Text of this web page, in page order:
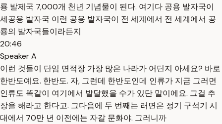
룡 발제국 7,000개 천년 기념물이 된다. 여기다 공용 발자국이
세공용 발자국 이런 공용 발자국이 전 세계에서 전 세계에서 공
룡의 발자국들이라든지
20:46
Speaker A
이런 것들이 단임 면적장 가장 많은 나라가 어딘지 아세요? 바로
한반도예요. 한반도. 자, 그런데 한반도인데 인류가 지금 그러면
인류도 똑같이 여기에서 발달했을 수가 있단 말이에요. 그걸 추
장을 해라고 한다고. 그다음에 두 번째는 러면은 정기 구석기 시
대에서 70만 년 이전에는 자갈 문화야. 그러니까